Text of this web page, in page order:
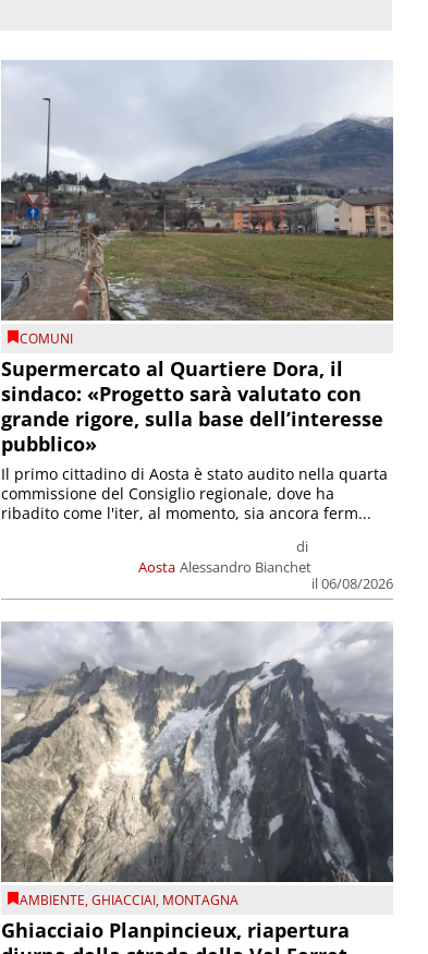
COMUNI
Supermercato al Quartiere Dora, il
sindaco: «Progetto sarà valutato con
grande rigore, sulla base dell’interesse
pubblico»
Aosta
di
Alessandro Bianchet
il 06/08/2026
Il primo cittadino di Aosta è stato audito nella quarta
commissione del Consiglio regionale, dove ha
ribadito come l'iter, al momento, sia ancora ferm...
AMBIENTE,GHIACCIAI, MONTAGNA
Ghiacciaio Planpincieux, riapertura